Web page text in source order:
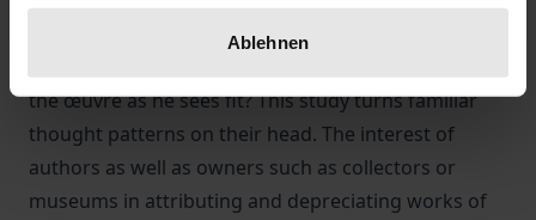
Ablehnen
law also offer him the possibility to distance himself
the œuvre as he sees fit? This study turns familiar
thought patterns on their head. The interest of
authors as well as owners such as collectors or
museums in attributing and depreciating works of